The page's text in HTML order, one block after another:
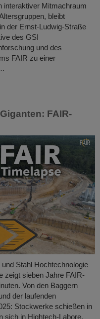
interaktiver Mitmachraum
bleibt
der Ernst-Ludwig-Straße
des GSI
und des
FAIR zu einer
FAIR-
Stahl Hochtechnologie
zeigt sieben Jahre FAIR-
Von den Baggern
der laufenden
Stockwerke schießen in
sich in Hightech-Labore.​